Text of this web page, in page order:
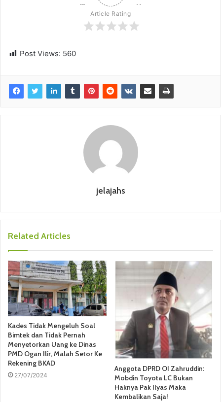
Article Rating
Post Views: 560
jelajahs
Related Articles
Kades Tidak Mengeluh Soal
Bimtek dan Tidak Pernah
Menyetorkan Uang ke Dinas
PMD Ogan Ilir, Malah Setor Ke
Rekening BKAD
27/07/2024
Anggota DPRD OI Zahruddin:
Mobdin Toyota LC Bukan
Haknya Pak Ilyas Maka
Kembalikan Saja!